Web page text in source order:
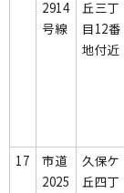
2914
号線
丘三丁
目12番
地付近
17
市道
2025
久保ケ
丘四丁